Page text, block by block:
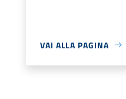
VAI ALLA PAGINA